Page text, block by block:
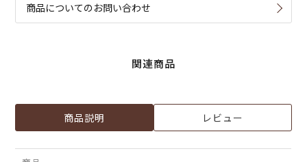
商品についてのお問い合わせ
関連商品
商品説明 レビュー